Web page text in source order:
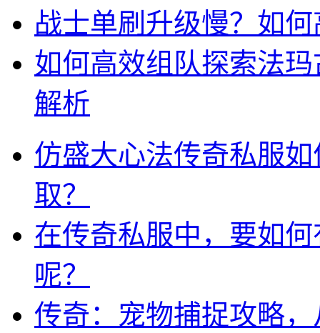
战士单刷升级慢？如
如何高效组队探索法
解析
仿盛大心法传奇私服
取？
在传奇私服中，要如
呢？
传奇：宠物捕捉攻略